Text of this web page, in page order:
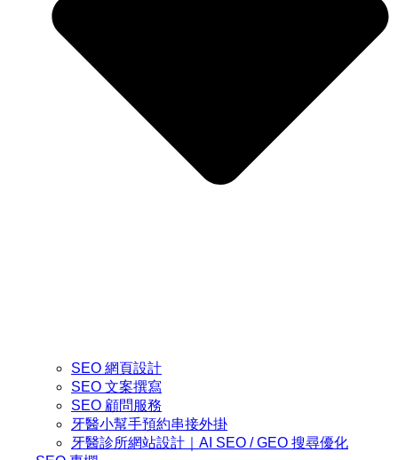
SEO 網頁設計
SEO 文案撰寫
SEO 顧問服務
牙醫小幫手預約串接外掛
牙醫診所網站設計｜AI SEO / GEO 搜尋優化